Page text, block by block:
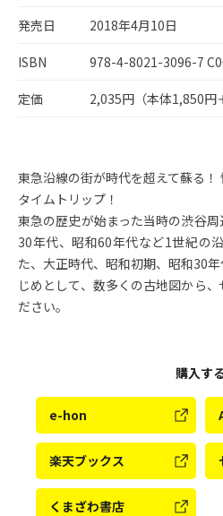
発売日 2018年4月10日
ISBN 978-4-8021-3096-7
定価 2,035円（本体1,850円
東急沿線の街が時代を超えて蘇る
タイムトリップ！
東急の歴史が始まった当時の渋谷
30年代、昭和60年代など1世紀の
た、大正時代、昭和初期、昭和30
じめとして、数多くの古地図から
ださい。
購入す
e-hon
楽天ブックス
くまざわ書店